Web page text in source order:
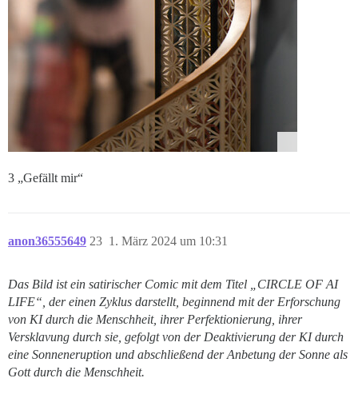
3 „Gefällt mir“
anon36555649 1. März 2024 um 10:31
23
Das Bild ist ein satirischer Comic mit dem Titel „CIRCLE OF AI
LIFE“, der einen Zyklus darstellt, beginnend mit der Erforschung
von KI durch die Menschheit, ihrer Perfektionierung, ihrer
Versklavung durch sie, gefolgt von der Deaktivierung der KI durch
eine Sonneneruption und abschließend der Anbetung der Sonne als
Gott durch die Menschheit.